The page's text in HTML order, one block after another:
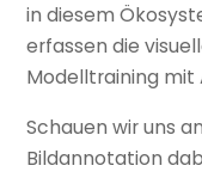
in diesem
erfassen die
Modelltraining mit
Schauen wir uns
Bildannotation